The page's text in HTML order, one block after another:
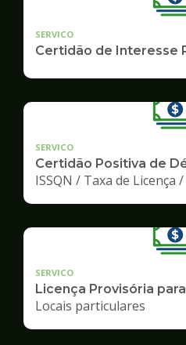
SERVICO
Certidão de Interesse
SERVICO
Certidão Positiva de
ISSQN / Taxa de Licença
SERVICO
Licença Provisória
Locais particulares